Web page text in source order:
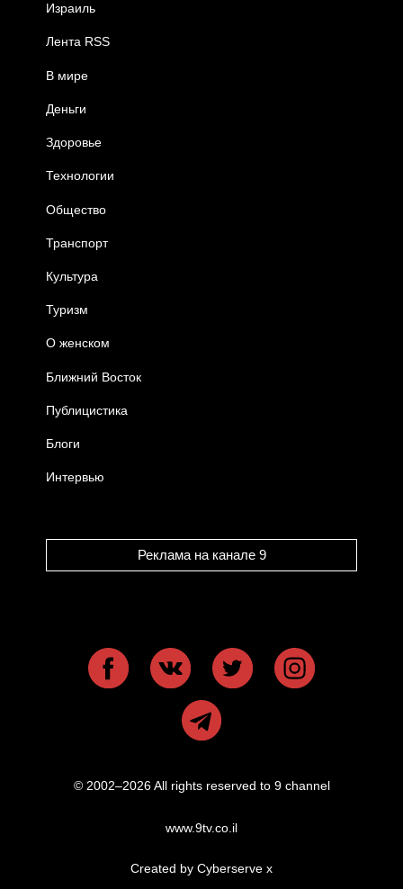
Израиль
Лента RSS
В мире
Деньги
Здоровье
Технологии
Общество
Транспорт
Культура
Туризм
О женском
Ближний Восток
Публицистика
Блоги
Интервью
Реклама на канале 9
© 2002–2026 All rights reserved to 9 channel
www.9tv.co.il
Created by Cyberserve x